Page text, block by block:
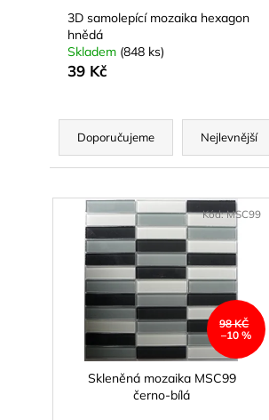
3D samolepící mozaika hexagon
hnědá
Skladem (848 ks)
39 Kč
Ř
z
Doporučujeme Nejlevnější
V
98 KČ
–10 %
Skleněná mozaika MSC99
černo-bílá
Kód:MSC99
Doporučujeme
DLAŽBA ARTPORT WHITE
499 Kč